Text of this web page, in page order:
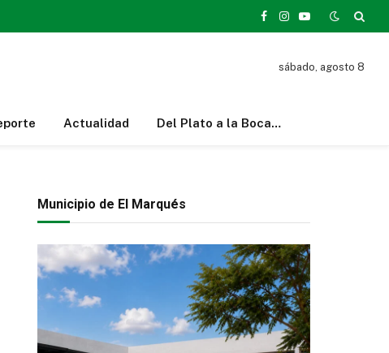
Facebook
Instagram
YouTube
sábado, agosto 8
Actualidad Del Plato a la Boca…
Municipio de El Marqués